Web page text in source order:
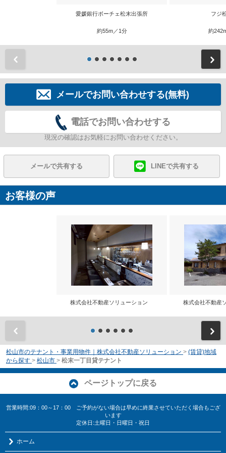
愛媛銀行ボーチェ松末出張所
約55m／1分
フジ
約
メールでお問い合わせする(無料)
電話でお問い合わせする
現況の確認はお気軽にお問い合わせください。
メールで共有する LINEで共有する
お客様の声
株式会社不動産ソリューション 株式会社不動
松山市のテナント・事業用物件｜株式会社不動産ソリューション > (賃貸)地域
から探す > 松山市 > 松末一丁目貸テナント
ページトップに戻る
営業時間:09：00～17：00 ご予約がない場合は早めに終業させていただく場合もござ
います
定休日:土曜日・日曜日・祝日
ホーム